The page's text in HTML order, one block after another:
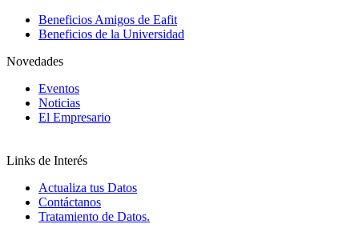
Beneficios Amigos de Eafit
Beneficios de la Universidad
Novedades
Eventos
Noticias
El Empresario
Links de Interés
Actualiza tus Datos
Contáctanos
Tratamiento de Datos.